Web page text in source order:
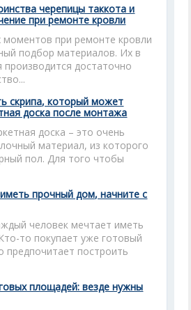
черепицы таккота и
при ремонте кровли
при ремонте кровли
подбор материалов. Их в
достаточно
скрипа, который может
доска после монтажа
доска – это очень
материал, из которого
пол. Для того чтобы
прочный дом, начните с
человек мечтает иметь
то покупает уже готовый
предпочитает построить
площадей: везде нужны